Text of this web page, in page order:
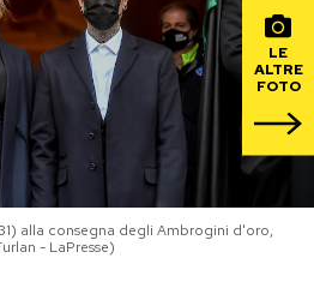
LE
ALTRE
FOTO
alla consegna degli Ambrogini d'oro,
- LaPresse)